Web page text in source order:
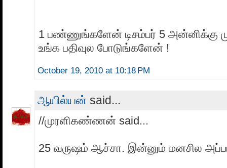
1 பண்ணுங்களேன் டிசம்பர் 5 அன்னிக்கு
உங்க பதிவுல போடுங்களேன் !
October 19, 2010 at 10:18 PM
ஆயில்யன் said...
//முரளிகண்ணன் said...
25 வருஷம் ஆச்சா. இன்னும் மனசில